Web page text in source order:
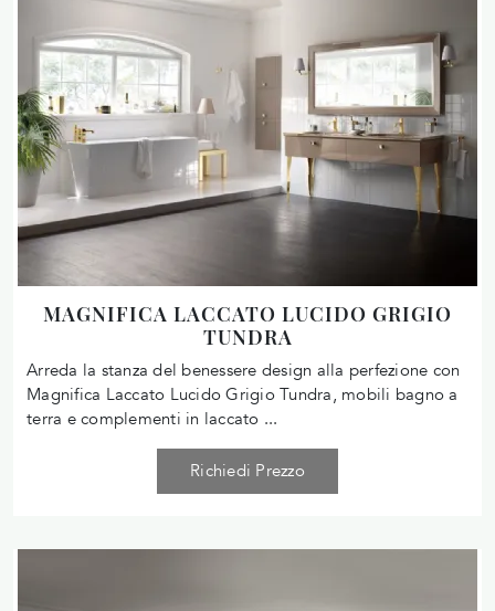
MAGNIFICA LACCATO LUCIDO GRIGIO
TUNDRA
Arreda la stanza del benessere design alla perfezione con
Magnifica Laccato Lucido Grigio Tundra, mobili bagno a
terra e complementi in laccato ...
Richiedi Prezzo